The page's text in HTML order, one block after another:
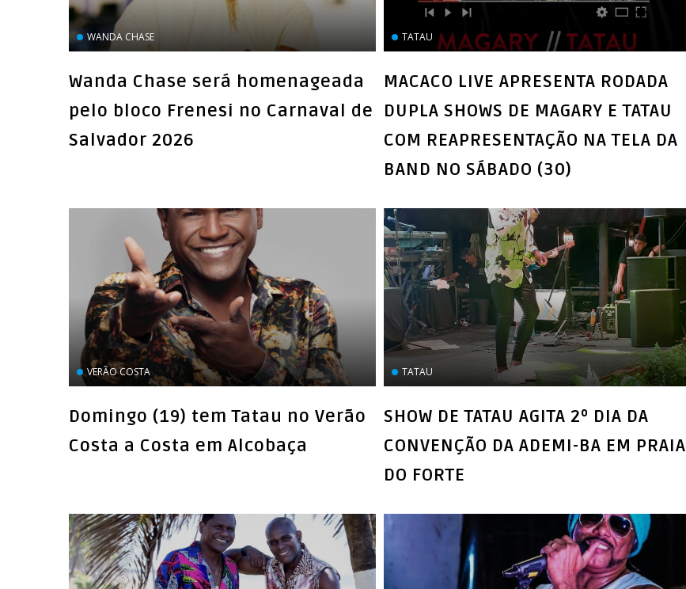
WANDA CHASE
Wanda Chase será homenageada
pelo bloco Frenesi no Carnaval de
Salvador 2026
TATAU
MACACO LIVE APRESENTA RODADA
DUPLA SHOWS DE MAGARY E TATAU
COM REAPRESENTAÇÃO NA TELA DA
BAND NO SÁBADO (30)
VERÃO COSTA
Domingo (19) tem Tatau no Verão
Costa a Costa em Alcobaça
TATAU
SHOW DE TATAU AGITA 2º DIA DA
CONVENÇÃO DA ADEMI-BA EM PRAIA
DO FORTE